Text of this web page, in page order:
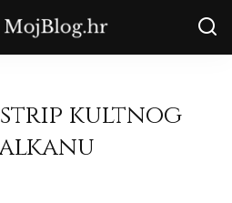
strip kultnog